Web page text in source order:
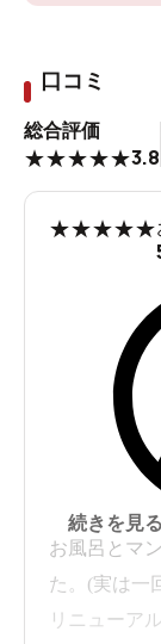
口コミ
総合評価
★★★★★3.8
★★★★★
お風呂とマ
た。(実は一
リニューア
続きを見る